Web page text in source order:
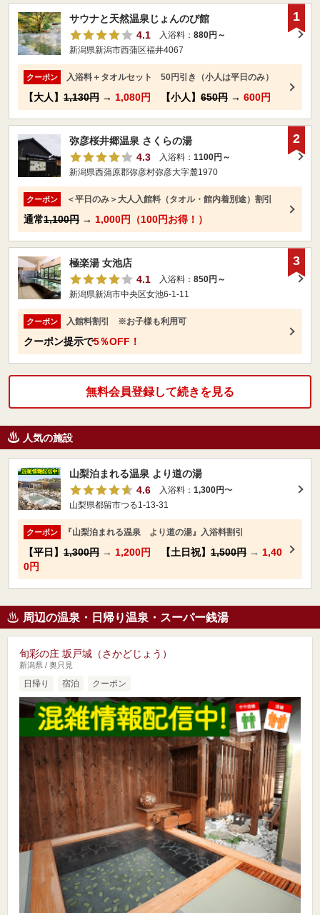
サウナと天然温泉じょんのび館
4.1
入浴料： 880円～
新潟県新潟市西蒲区福井4067
クーポン 入浴料＋タオルセット 50円引き（小人は平日のみ）
【大人】 1,130円 → 1,080円 【小人】 650円 → 600円
1
弥彦桜井郷温泉 さくらの湯
4.3
入浴料： 1100円～
新潟県西蒲原郡弥彦村弥彦大字麓1970
クーポン ＜平日のみ＞大人入館料（タオル・館内着別途）割引
通常1,100円 → 1,000円（100円お得！）
2
極楽湯 女池店
4.1
入浴料： 850円～
新潟県新潟市中央区女池6-1-11
クーポン 入館料割引 ※お子様も利用可
クーポン提示で5％OFF！
3
無料会員登録して続きを見る
人気の施設
山梨泊まれる温泉 より道の湯
4.6
入浴料： 1,300円〜
山梨県都留市つる1-13-31
クーポン 『山梨泊まれる温泉 より道の湯』入浴料割引
【平日】 1,300円 → 1,200円 【土日祝】 1,500円 → 1,40
0円
周辺の温泉・日帰り温泉・スーパー銭湯
旬彩の庄 坂戸城（さかどじょう）
新潟県 / 奥只見
日帰り 宿泊 クーポン